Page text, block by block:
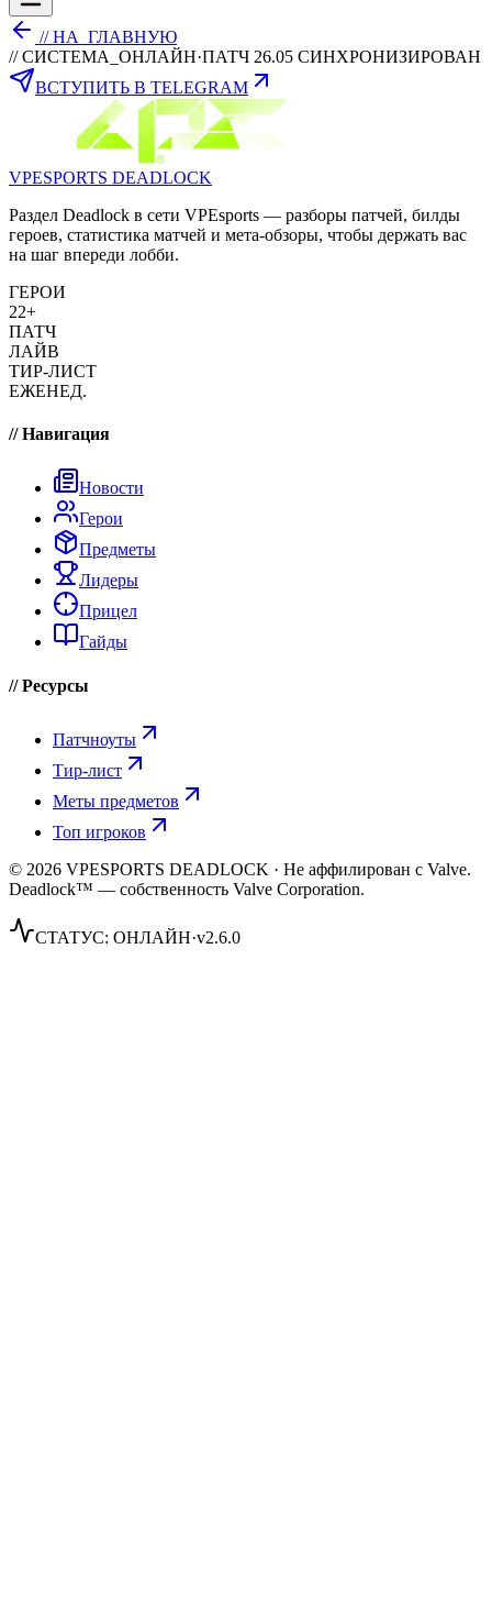
// НА_ГЛАВНУЮ
// СИСТЕМА_ОНЛАЙН·ПАТЧ 26.05 СИНХРОНИЗИРОВАН
ВСТУПИТЬ В TELEGRAM
VPESPORTS DEADLOCK
Раздел Deadlock в сети VPEsports — разборы патчей, билды
героев, статистика матчей и мета-обзоры, чтобы держать вас
на шаг впереди лобби.
ГЕРОИ
22+
ПАТЧ
ЛАЙВ
ТИР-ЛИСТ
ЕЖЕНЕД.
// Навигация
Новости
Герои
Предметы
Лидеры
Прицел
Гайды
// Ресурсы
Патчноуты
Тир-лист
Меты предметов
Топ игроков
© 2026 VPESPORTS DEADLOCK · Не аффилирован с Valve.
Deadlock™ — собственность Valve Corporation.
СТАТУС: ОНЛАЙН·v2.6.0